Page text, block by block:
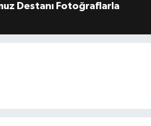
Destanı Fotoğraflarla